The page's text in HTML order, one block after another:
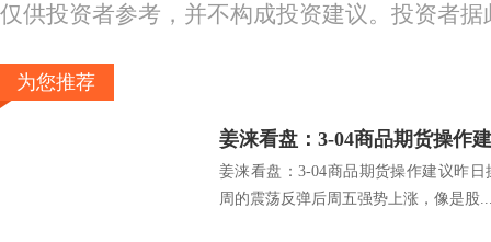
仅供投资者参考，并不构成投资建议。投资者
为您推荐
姜涞看盘：3-04商品期货操作
姜涞看盘：3-04商品期货操作建议昨
周的震荡反弹后周五强势上涨，像是股